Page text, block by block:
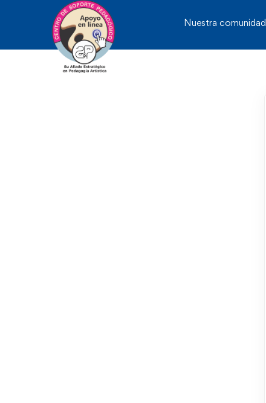
Nuestra comunidad